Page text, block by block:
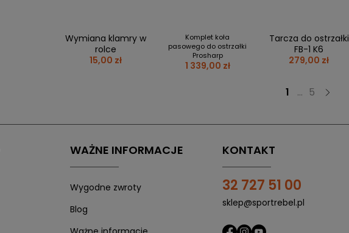
Wymiana klamry w
rolce
15,00 zł
Komplet koła
pasowego do ostrzałki
Prosharp
1 339,00 zł
Tarcza do ostrzałki
FB-1 K6
279,00 zł
1 ... 5
WAŻNE INFORMACJE
Wygodne zwroty
Blog
KONTAKT
32 727 51 00
sklep@sportrebel.pl